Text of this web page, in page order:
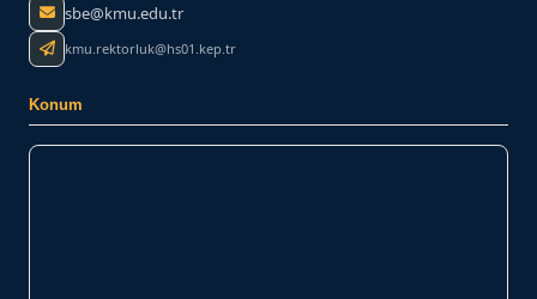
sbe@kmu.edu.tr
kmu.rektorluk@hs01.kep.tr
Konum